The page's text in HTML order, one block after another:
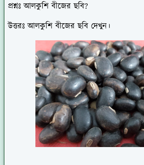
প্রশ্নঃ আলকুশি বীজের ছবি?
উত্তরঃ আলকুশি বীজের ছবি দেখুন।